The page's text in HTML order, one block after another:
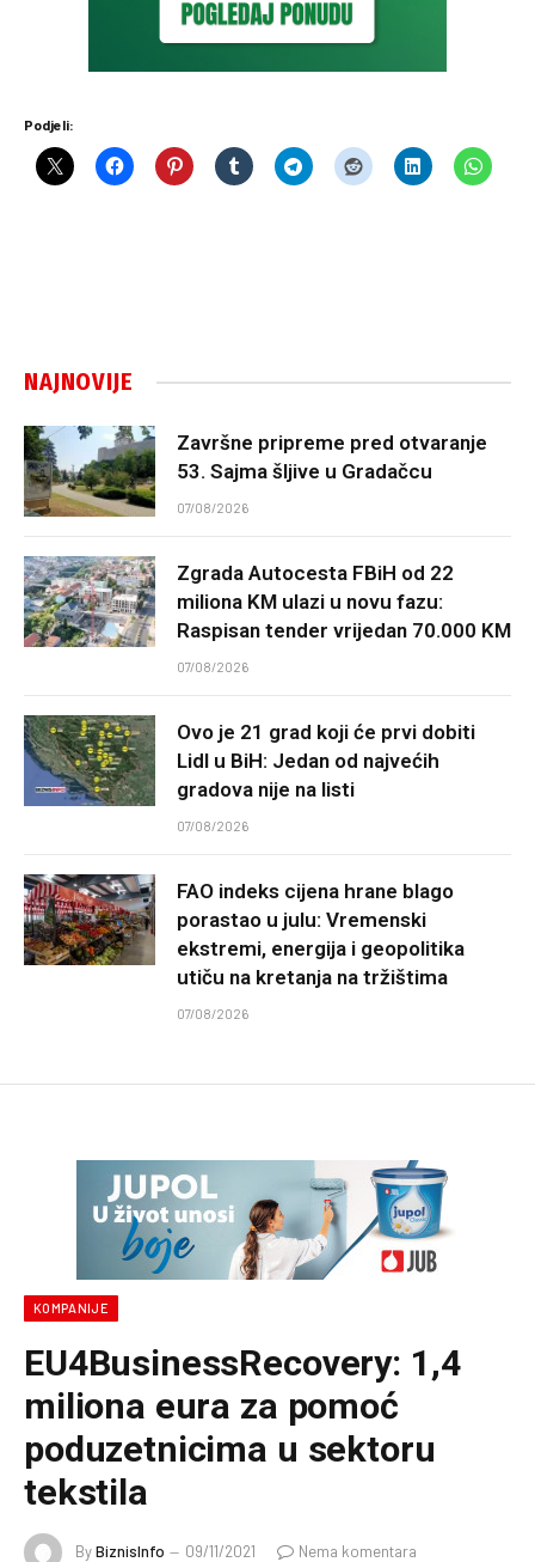
Podjeli:
NAJNOVIJE
Završne pripreme pred otvaranje
53. Sajma šljive u Gradačcu
07/08/2026
Zgrada Autocesta FBiH od 22
miliona KM ulazi u novu fazu:
Raspisan tender vrijedan 70.000 KM
07/08/2026
Ovo je 21 grad koji će prvi dobiti
Lidl u BiH: Jedan od najvećih
gradova nije na listi
07/08/2026
FAO indeks cijena hrane blago
porastao u julu: Vremenski
ekstremi, energija i geopolitika
utiču na kretanja na tržištima
07/08/2026
KOMPANIJE
EU4BusinessRecovery: 1,4
miliona eura za pomoć
poduzetnicima u sektoru
tekstila
ByBiznisInfo 09/11/2021
Nema komentara